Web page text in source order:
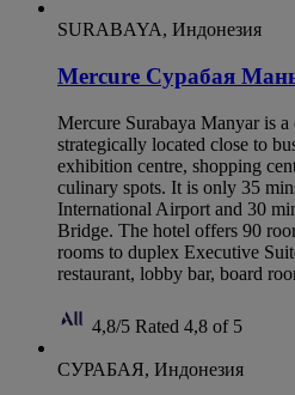
SURABAYA, Индонезия
Mercure Сурабая
Mercure Surabaya Manyar is
strategically located close to
exhibition centre, shopping
culinary spots. It is only 35
International Airport and 30
Bridge. The hotel offers 90
rooms to duplex Executive
restaurant, lobby bar, board
4,8/5 Rated 4,8 of 5
СУРАБАЯ, Индонезия